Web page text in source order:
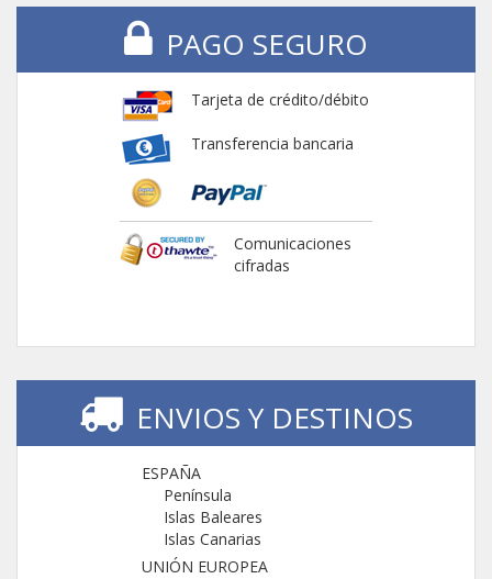
PAGO SEGURO
Tarjeta de crédito/débito
Transferencia bancaria
Comunicaciones
cifradas
ENVIOS Y DESTINOS
ESPAÑA
Península
Islas Baleares
Islas Canarias
UNIÓN EUROPEA